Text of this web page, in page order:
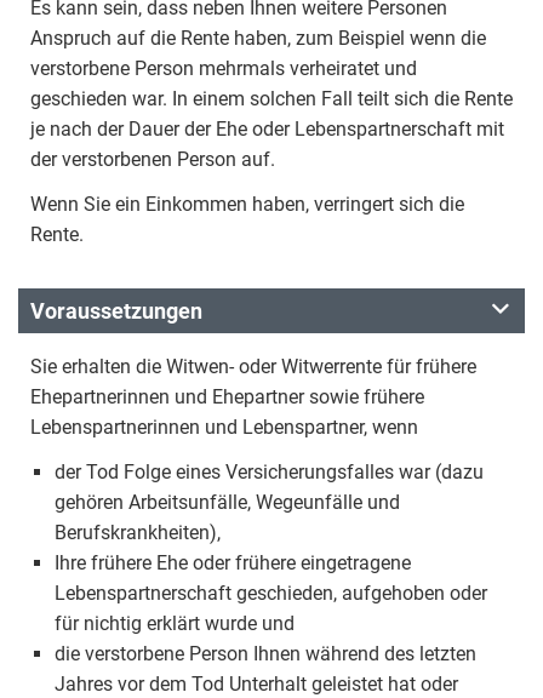
Es kann sein, dass neben Ihnen weitere Personen
Anspruch auf die Rente haben, zum Beispiel wenn die
verstorbene Person mehrmals verheiratet und
geschieden war. In einem solchen Fall teilt sich die Rente
je nach der Dauer der Ehe oder Lebenspartnerschaft mit
der verstorbenen Person auf.
Wenn Sie ein Einkommen haben, verringert sich die
Rente.
Voraussetzungen
Sie erhalten die Witwen- oder Witwerrente für frühere
Ehepartnerinnen und Ehepartner sowie frühere
Lebenspartnerinnen und Lebenspartner, wenn
der Tod Folge eines Versicherungsfalles war (dazu
gehören Arbeitsunfälle, Wegeunfälle und
Berufskrankheiten),
Ihre frühere Ehe oder frühere eingetragene
Lebenspartnerschaft geschieden, aufgehoben oder
für nichtig erklärt wurde und
die verstorbene Person Ihnen während des letzten
Jahres vor dem Tod Unterhalt geleistet hat oder